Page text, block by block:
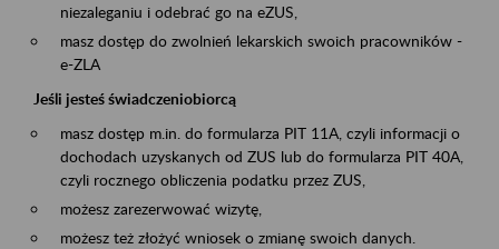
niezaleganiu i odebrać go na eZUS,
masz dostęp do zwolnień lekarskich swoich pracowników -
e-ZLA
Jeśli jesteś świadczeniobiorcą
masz dostęp m.in. do formularza PIT 11A, czyli informacji o
dochodach uzyskanych od ZUS lub do formularza PIT 40A,
czyli rocznego obliczenia podatku przez ZUS,
możesz zarezerwować wizytę,
możesz też złożyć wniosek o zmianę swoich danych.